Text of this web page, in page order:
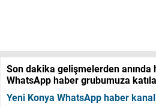
Son dakika gelişmelerden
WhatsApp haber grubumuza
Yeni Konya WhatsApp haber